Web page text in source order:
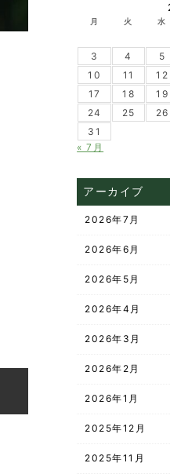
月 火 水
3
4 5
10
11 12
17
18 19
24
25 26
31
« 7月
アーカイブ
2026年7月
2026年6月
2026年5月
2026年4月
2026年3月
2026年2月
2026年1月
2025年12月
2025年11月